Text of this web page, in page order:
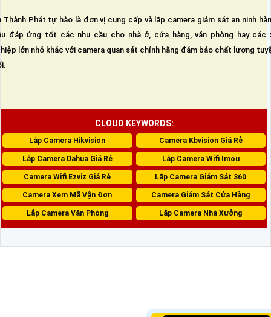
Thành Phát tự hào là đơn vị cung cấp và lắp camera giám sát an ninh
đáp ứng tốt các nhu cầu cho nhà ở, cửa hàng, văn phòng hay các
lớn nhỏ khác với camera quan sát chính hãng đảm bảo chất lượng
CLOUD KEYWORDS:
Lắp Camera Hikvision Camera Kbvision Giá Rẻ
Lắp Camera Dahua Giá Rẻ Lắp Camera Wifi Imou
Camera Wifi Ezviz Giá Rẻ Lắp Camera Giám Sát 360
Camera Xem Mã Vận Đơn Camera Giám Sát Cửa Hàng
Lắp Camera Văn Phòng Lắp Camera Nhà Xưởng